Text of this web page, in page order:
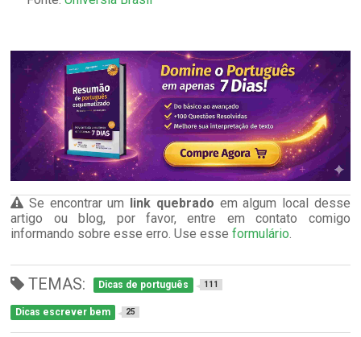
Se encontrar um link quebrado em algum local desse
artigo ou blog, por favor, entre em contato comigo
informando sobre esse erro. Use esseformulário.
TEMAS: Dicas de português 111
Dicas escrever bem 25